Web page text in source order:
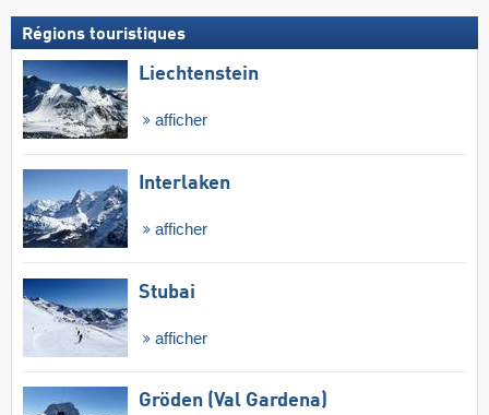
Régions touristiques
Liechtenstein
afficher
Interlaken
afficher
Stubai
afficher
Gröden (Val Gardena)